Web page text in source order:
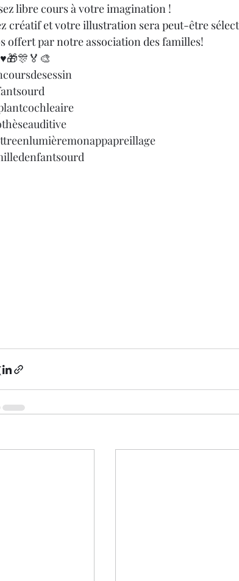
libre cours à votre imagination !
créatif et votre illustration sera peut-être
offert par notre association des familles!